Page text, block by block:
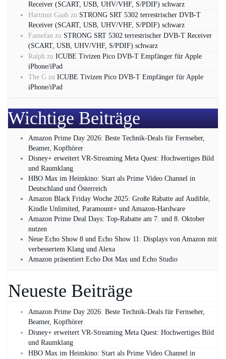
Receiver (SCART, USB, UHV/VHF, S/PDIF) schwarz
Hartmut Gaab zu STRONG SRT 5302 terrestrischer DVB-T
Receiver (SCART, USB, UHV/VHF, S/PDIF) schwarz
Famefan zu STRONG SRT 5302 terrestrischer DVB-T Receiver
(SCART, USB, UHV/VHF, S/PDIF) schwarz
Ralph zu ICUBE Tivizen Pico DVB-T Empfänger für Apple
iPhone/iPad
The G zu ICUBE Tivizen Pico DVB-T Empfänger für Apple
iPhone/iPad
Wichtige Beiträge
Amazon Prime Day 2026: Beste Technik-Deals für Fernseher,
Beamer, Kopfhörer
Disney+ erweitert VR‑Streaming Meta Quest: Hochwertiges Bild
und Raumklang
HBO Max im Heimkino: Start als Prime Video Channel in
Deutschland und Österreich
Amazon Black Friday Woche 2025: Große Rabatte auf Audible,
Kindle Unlimited, Paramount+ und Amazon‑Hardware
Amazon Prime Deal Days: Top-Rabatte am 7. und 8. Oktober
nutzen
Neue Echo Show 8 und Echo Show 11: Displays von Amazon mit
verbessertem Klang und Alexa
Amazon präsentiert Echo Dot Max und Echo Studio
Neueste Beiträge
Amazon Prime Day 2026: Beste Technik-Deals für Fernseher,
Beamer, Kopfhörer
Disney+ erweitert VR‑Streaming Meta Quest: Hochwertiges Bild
und Raumklang
HBO Max im Heimkino: Start als Prime Video Channel in